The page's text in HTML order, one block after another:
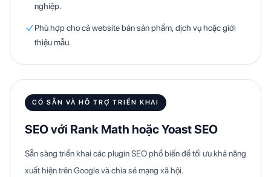
nghiệp.
Phù hợp cho cả website bán sản phẩm, dịch vụ hoặc giới
thiệu mẫu.
CÓ SẴN VÀ HỖ TRỢ TRIỂN KHAI
SEO với Rank Math hoặc Yoast SEO
Sẵn sàng triển khai các plugin SEO phổ biến để tối ưu khả năng
xuất hiện trên Google và chia sẻ mạng xã hội.